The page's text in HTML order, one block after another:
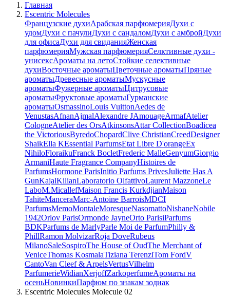
Главная
Escentric Molecules
Французские духиАрабская парфюмерияДухи с
удомДухи с пачулиДухи с сандаломДухи с амбройДухи
для офисаДухи для свиданияЖенская
парфюмерияМужская парфюмерияСелктивные духи -
унисексАроматы на летоСтойкие селективные
духиВосточные ароматыЦветочные ароматыПряные
ароматыДревесные ароматыМускусные
ароматыФужерные ароматыЦитрусовые
ароматыФруктовые ароматыГурманские
ароматыOsmassinoLouis VuittonAedes de
VenustasAfnanAjmalAlexandre JAmouageArmafAtelier
CologneAtelier des OrsAtkinsonsAttar CollectionBoadicea
the VictoriousByredoChopardClive ChristianCreedDesigner
ShaikElla KEssential ParfumsEtat Libre D'orangeEx
NihiloFloraikuFranck BocletFrederic MalleGenyumGiorgio
ArmaniHaute Fragrance CompanyHistoires de
ParfumsHormone ParisInitio Parfums PrivesJuliette Has A
GunKajalKilianLaboratorio OlfattivoLaurent MazzoneLe
LaboM.MicallefMaison Francis KurkdjianMaison
TahiteManceraMarc-Antoine BarroisMDCI
ParfumsMemoMontaleMoresqueNasomattoNishaneNobile
1942Orlov ParisOrmonde JayneOrto ParisiParfums
BDKParfums de MarlyParle Moi de ParfumPhilly &
PhillRamon MolvizarRoja DoveRubeus
MilanoSaleSospiroThe House of OudThe Merchant of
VeniceThomas KosmalaTiziana TerenziTom FordV
CantoVan Cleef & ArpelsVertusVilhelm
ParfumerieWidianXerjoffZarkoperfumeАроматы на
осеньНовинкиПарфюм по знакам зодиак
Escentric Molecules Molecule 02